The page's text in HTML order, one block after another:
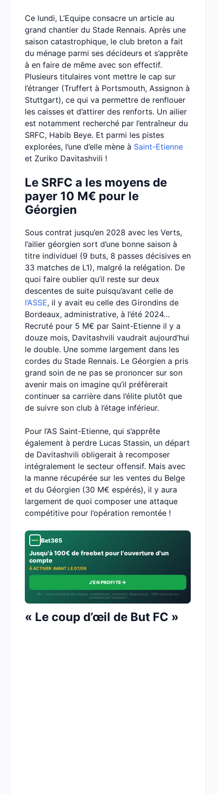
Ce lundi, L’Equipe consacre un article au
grand chantier du Stade Rennais. Après une
saison catastrophique, le club breton a fait
du ménage parmi ses décideurs et s’apprête
à en faire de même avec son effectif.
Plusieurs titulaires vont mettre le cap sur
l’étranger (Truffert à Portsmouth, Assignon à
Stuttgart), ce qui va permettre de renflouer
les caisses et d’attirer des renforts. Un ailier
est notamment recherché par l’entraîneur du
SRFC, Habib Beye. Et parmi les pistes
explorées, l’une d’elle mène à Saint-Etienne
et Zuriko Davitashvili !
Le SRFC a les moyens de
payer 10 M€ pour le
Géorgien
Sous contrat jusqu’en 2028 avec les Verts,
l’ailier géorgien sort d’une bonne saison à
titre individuel (9 buts, 8 passes décisives en
33 matches de L1), malgré la relégation. De
quoi faire oublier qu’il reste sur deux
descentes de suite puisqu’avant celle de
l’ASSE, il y avait eu celle des Girondins de
Bordeaux, administrative, à l’été 2024…
Recruté pour 5 M€ par Saint-Etienne il y a
douze mois, Davitashvili vaudrait aujourd’hui
le double. Une somme largement dans les
cordes du Stade Rennais. Le Géorgien a pris
grand soin de ne pas se prononcer sur son
avenir mais on imagine qu’il préfèrerait
continuer sa carrière dans l’élite plutôt que
de suivre son club à l’étage inférieur.
Pour l’AS Saint-Etienne, qui s’apprête
également à perdre Lucas Stassin, un départ
de Davitashvili obligerait à recomposer
intégralement le secteur offensif. Mais avec
la manne récupérée sur les ventes du Belge
et du Géorgien (30 M€ espérés), il y aura
largement de quoi composer une attaque
compétitive pour l’opération remontée !
Bet365
Jusqu'à 100€ de freebet pour l'ouverture d'un
compte
À ACTIVER AVANT LE 07/08
J'EN PROFITE→
18+ · Jouer comporte des risques : endettement, isolement, dépendance · Offre soumise aux
conditions de l’opérateur.
« Le coup d’œil de But FC »